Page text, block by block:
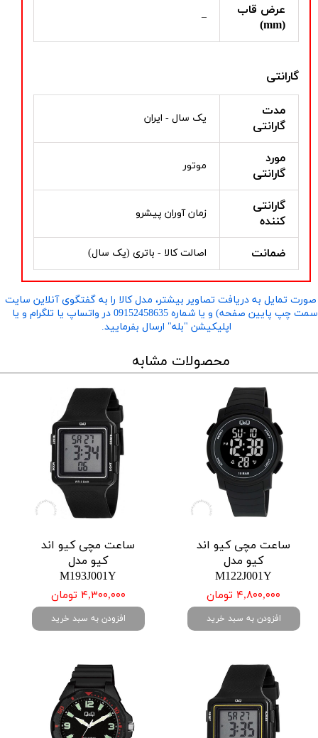
عرض قاب
(mm)
–
گارانتی
مدت
گارانتی
یک سال - ایران
مورد
گارانتی
موتور
گارانتی
کننده
زمان آوران پیشرو
ضمانت اصالت کالا - باتری (یک سال)
تمایل به دریافت تصاویر بیشتر، مدل کالا را به گفتگوی آنلاین سایت
​​​​​​​(سمت چپ پایین صفحه) و یا شماره 09152458635 در واتساپ یا تلگرام و یا
اپلیکیشن "بله" ارسال بفرمایید.
محصولات مشابه
ساعت مچی کیو اند
کیو مدل
M122J001Y
۴,۸۰۰,۰۰۰ تومان
افزودن به سبد خرید
ساعت مچی کیو اند
کیو مدل
M193J001Y
۴,۳۰۰,۰۰۰ تومان
افزودن به سبد خرید